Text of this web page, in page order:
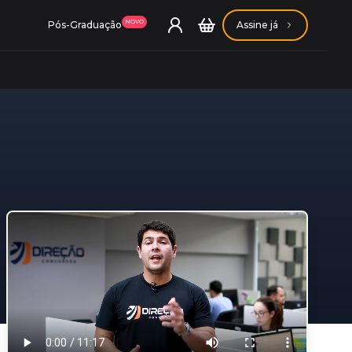
Pós-Graduação NOVO Assine já
Conheça nossas assinaturas
Conheça nossas assinaturas